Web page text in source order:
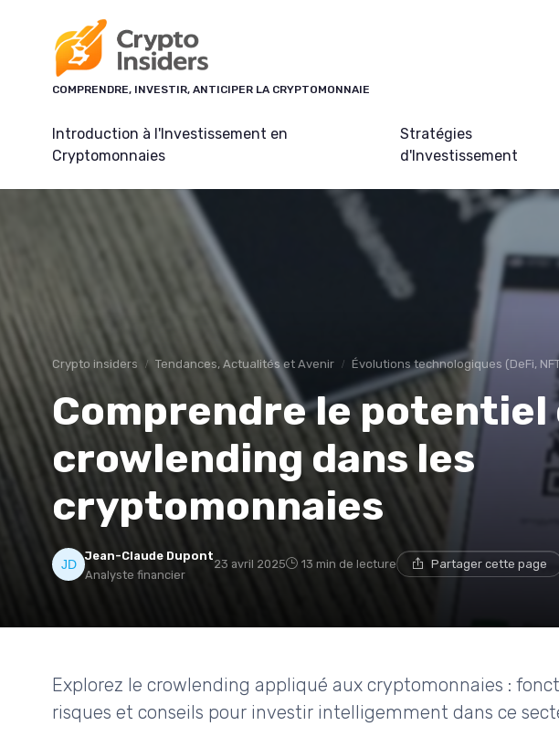
COMPRENDRE, INVESTIR, ANTICIPER LA CRYPTOMONNAIE
Introduction à l'Investissement en
Cryptomonnaies
Stratégies
d'Investissement
Crypto insiders Tendances, Actualités et Avenir Évolutions technologiques (DeFi,
Comprendre le potentiel
crowlending dans les
cryptomonnaies
Jean-Claude Dupont
Analyste financier
23 avril 2025 13 min de lecture Partager cette page
Explorez le crowlending appliqué aux cryptomonnaies :
risques et conseils pour investir intelligemment dans ce